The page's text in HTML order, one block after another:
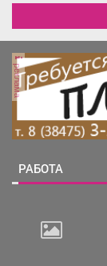
реклама
РАБОТА